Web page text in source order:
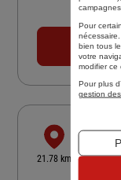
01 45 36
21.78 km
52 RUE
78150
Pour
bien tous
votre
modifier ce
Pour plus
gestion